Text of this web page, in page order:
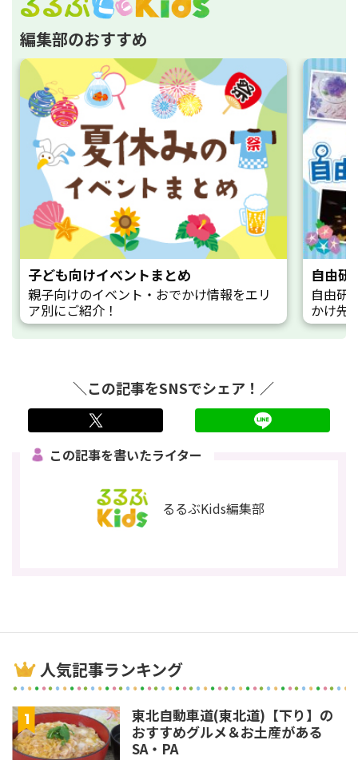
編集部のおすすめ
子ども向けイベントまとめ
親子向けのイベント・おでかけ情報をエリ
ア別にご紹介！
自由研
自由研
かけ先
＼この記事をSNSでシェア！／
この記事を書いたライター
るるぶKids編集部
人気記事ランキング
東北自動車道(東北道)【下り】の
おすすめグルメ＆お土産がある
SA・PA